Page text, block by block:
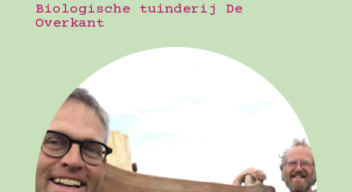
Biologische tuinderij De
Overkant